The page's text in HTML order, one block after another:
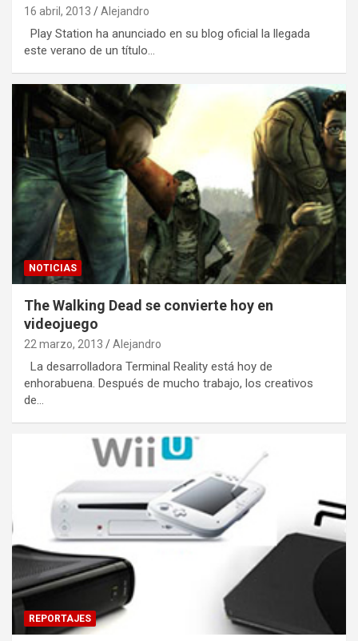
16 abril, 2013 Alejandro
Play Station ha anunciado en su blog oficial la llegada
este verano de un título…
NOTICIAS
The Walking Dead se convierte hoy en
videojuego
22 marzo, 2013 Alejandro
La desarrolladora Terminal Reality está hoy de
enhorabuena. Después de mucho trabajo, los creativos
de…
REPORTAJES